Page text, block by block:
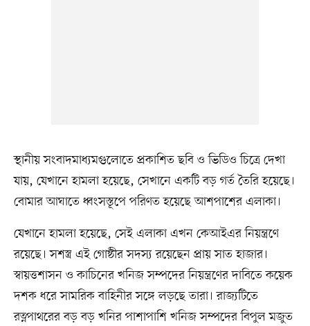
স্থানীয় সংবাদমাধ্যমগুলোতে প্রকাশিত ছবি ও ভিডিও চিত্রে দেখা
যায়, যেখানে হামলা হয়েছে, সেখানে একটি বড় গর্ত তৈরি হয়েছে।
বোমার আঘাতে ধ্বংসস্তূপে পরিণত হয়েছে আশপাশের এলাকা।
যেখানে হামলা হয়েছে, সেই এলাকা এখন কেআইএর নিয়ন্ত্রণে
রয়েছে। সশস্ত্র এই গোষ্ঠীর সদস্য রয়েছেন প্রায় সাত হাজার।
স্বায়ত্তশাসন ও কাচিনের খনিজ সম্পদের নিয়ন্ত্রণের দাবিতে কয়েক
দশক ধরে সামরিক বাহিনীর সঙ্গে লড়ছে তারা। রাজ্যটিতে
রত্নপাথরের বড় বড় খনির পাশাপাশি খনিজ সম্পদের বিপুল মজুত